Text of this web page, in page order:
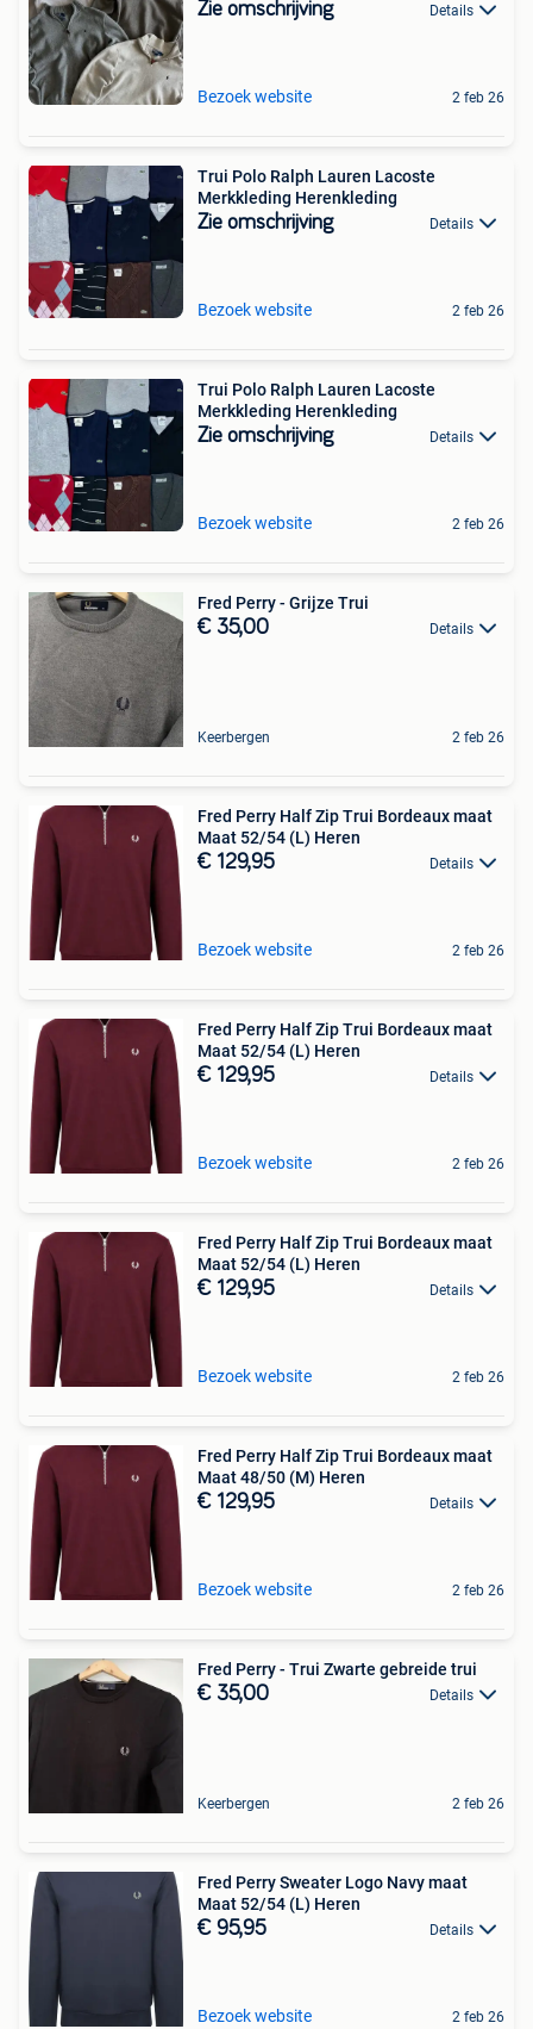
Zie omschrijving Details
Bezoek website 2 feb 26
Trui Polo Ralph Lauren Lacoste
Merkkleding Herenkleding
Zie omschrijving Details
Bezoek website 2 feb 26
Trui Polo Ralph Lauren Lacoste
Merkkleding Herenkleding
Zie omschrijving Details
Bezoek website 2 feb 26
Fred Perry - Grijze Trui
€ 35,00 Details
Keerbergen 2 feb 26
Fred Perry Half Zip Trui Bordeaux maat
Maat 52/54 (L) Heren
€ 129,95 Details
Bezoek website 2 feb 26
Fred Perry Half Zip Trui Bordeaux maat
Maat 52/54 (L) Heren
€ 129,95 Details
Bezoek website 2 feb 26
Fred Perry Half Zip Trui Bordeaux maat
Maat 52/54 (L) Heren
€ 129,95 Details
Bezoek website 2 feb 26
Fred Perry Half Zip Trui Bordeaux maat
Maat 48/50 (M) Heren
€ 129,95 Details
Bezoek website 2 feb 26
Fred Perry - Trui Zwarte gebreide trui
€ 35,00 Details
Keerbergen 2 feb 26
Fred Perry Sweater Logo Navy maat
Maat 52/54 (L) Heren
€ 95,95 Details
Bezoek website 2 feb 26